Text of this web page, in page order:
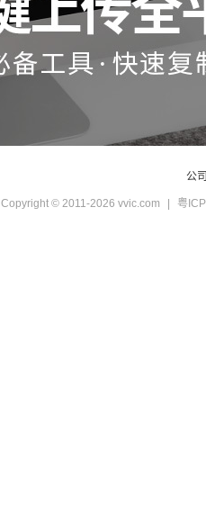
公
Copyright © 2011-2026 vvic.com 粤